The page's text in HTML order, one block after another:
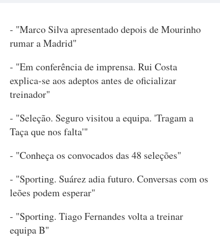
- "Marco Silva apresentado depois de Mourinho
rumar a Madrid"
- "Em conferência de imprensa. Rui Costa
explica-se aos adeptos antes de oficializar
treinador"
- "Seleção. Seguro visitou a equipa. 'Tragam a
Taça que nos falta'"
- "Conheça os convocados das 48 seleções"
- "Sporting. Suárez adia futuro. Conversas com os
leões podem esperar"
- "Sporting. Tiago Fernandes volta a treinar
equipa B"